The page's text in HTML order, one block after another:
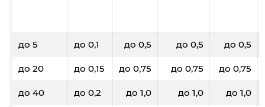
Лабытнанги Владимир
100 200
до 5 до 0,1 до 0,5 до 0,5 до 0,5
до 20 до 0,15 до 0,75 до 0,75 до 0,75
до 40 до 0,2 до 1,0 до 1,0 до 1,0